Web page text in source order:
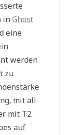
inGhost
eine
werden
zu
mit all-
mit T2
auf